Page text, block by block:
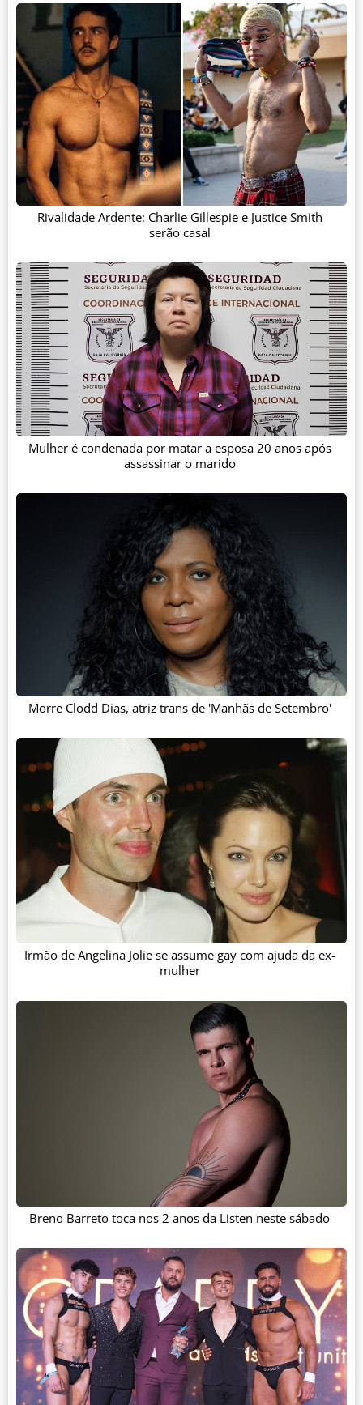
Rivalidade Ardente: Charlie Gillespie e Justice Smith
serão casal
Mulher é condenada por matar a esposa 20 anos após
assassinar o marido
Morre Clodd Dias, atriz trans de 'Manhãs de Setembro'
Irmão de Angelina Jolie se assume gay com ajuda da ex-
mulher
Breno Barreto toca nos 2 anos da Listen neste sábado